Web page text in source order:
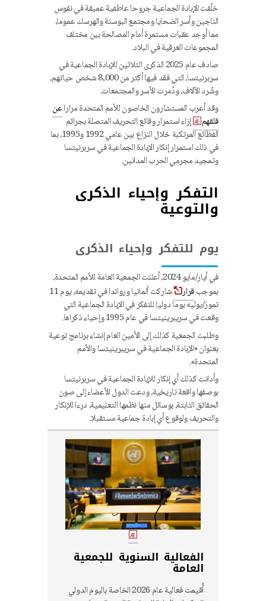
خلّفت الإبادة الجماعية جروحا عاطفية عميقة في نفوس
الناجين وأسر الضحايا ومجتمع البوسنة والهرسك عموما،
مما أوجد عقبات مستمرة أمام المصالحة بين مختلف
المجموعات العرقية في البلاد.
صادف عام 2025 الذكرى الثلاثين للإبادة الجماعية في
سربرنيتسا، التي فقد فيها أكثر من 8,000 شخص حياتهم،
وشُرد الآلاف، ودُمرت الأسر والمجتمعات.
وقد أعرب المستشارون الخاصون للأمم المتحدة مراراعن
قلقهم
إزاء استمرار وقائع التحريف المتصلة بجرائم
الفظائع المرتكبة خلال النزاع بين عامي 1992 و1995، بما
في ذلك استمرار إنكار الإبادة الجماعية في سربرنيتسا
وتمجيد مجرمي الحرب المدانين.
التفكر وإحياء الذكرى
والتوعية
يوم للتفكر وإحياء الذكرى
في أيار/مايو 2024، أعلنت الجمعية العامة للأمم المتحدة،
بموجبقرار
شاركت ألمانيا ورواندا في تقديمه، يوم 11
تموز/يوليه يوما دوليا للتفكر في الإبادة الجماعية التي
وقعت في سريبرينيتسا في عام 1995 وإحياء ذكراها.
وطلبت الجمعية كذلك إلى الأمين العام إنشاء برنامج توعية
بعنوان «الإبادة الجماعية في سريبرينيتسا والأمم
المتحدة».
وأدانت كذلك أي إنكار للإبادة الجماعية في سربرنيتسا
بوصفها واقعة تاريخية، ودعت الدول الأعضاء إلى صون
الحقائق الثابتة، بوسائل منها نظمها التعليمية، درءا للإنكار
والتحريف ولوقوع أي إبادة جماعية مستقبلا.
الفعالية السنوية للجمعية
العامة
أُقيمت فعالية عام 2026 الخاصة باليوم الدولي